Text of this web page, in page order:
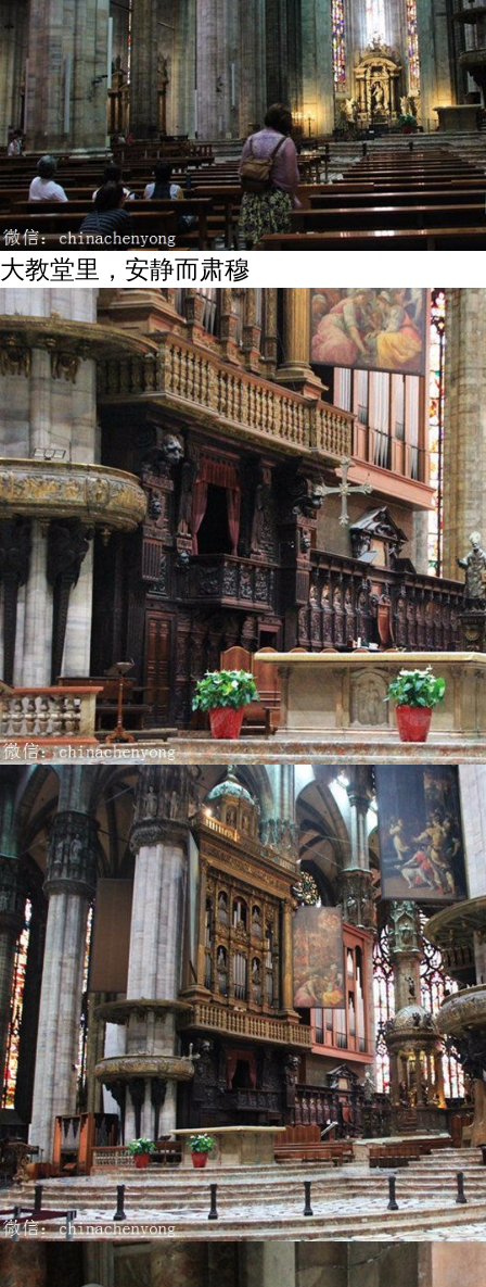
大教堂里，安静而肃穆